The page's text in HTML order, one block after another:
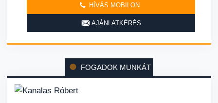
HÍVÁS MOBILON
AJÁNLATKÉRÉS
FOGADOK MUNKÁT